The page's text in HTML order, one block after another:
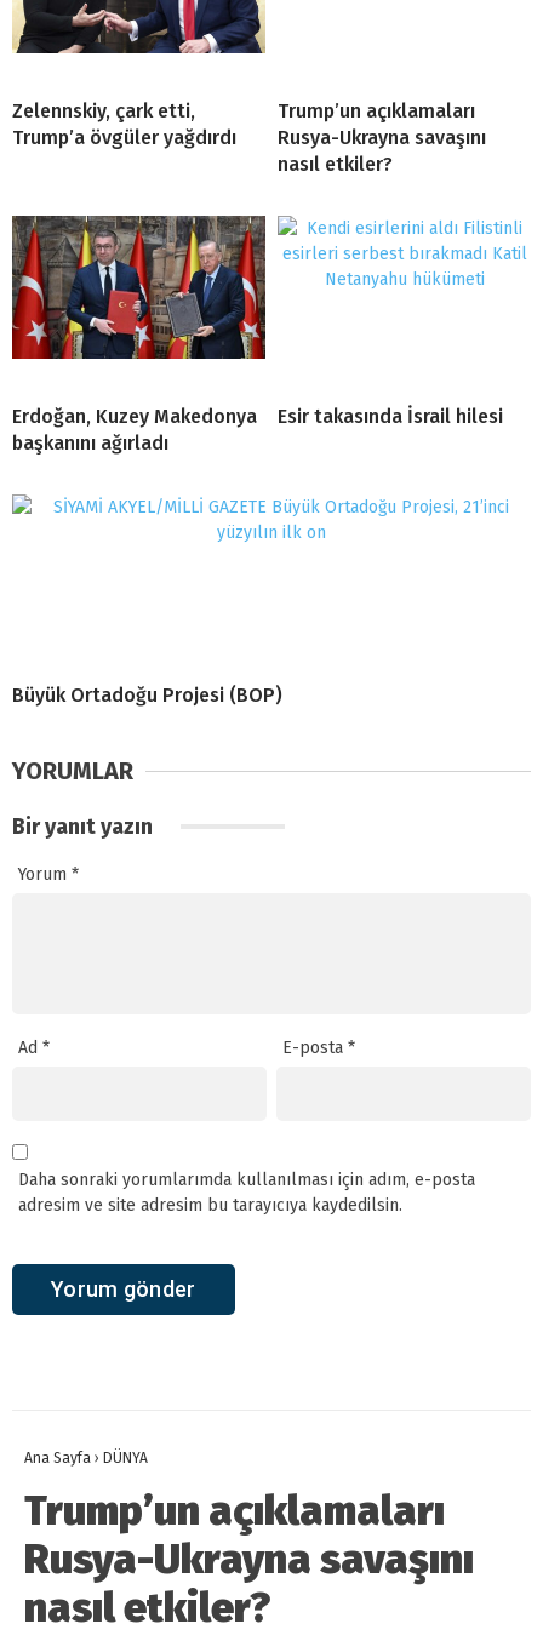
Zelennskiy, çark etti,
Trump’a övgüler yağdırdı
Trump’un açıklamaları
Rusya-Ukrayna savaşını
nasıl etkiler?
Erdoğan, Kuzey Makedonya
başkanını ağırladı
Esir takasında İsrail hilesi
Büyük Ortadoğu Projesi (BOP)
YORUMLAR
Bir yanıt yazın
Yorum *
Ad * E-posta*
Daha sonraki yorumlarımda kullanılması için adım, e-posta
adresim ve site adresim bu tarayıcıya kaydedilsin.
Ana Sayfa › DÜNYA
Trump’un açıklamaları
Rusya-Ukrayna savaşını
nasıl etkiler?